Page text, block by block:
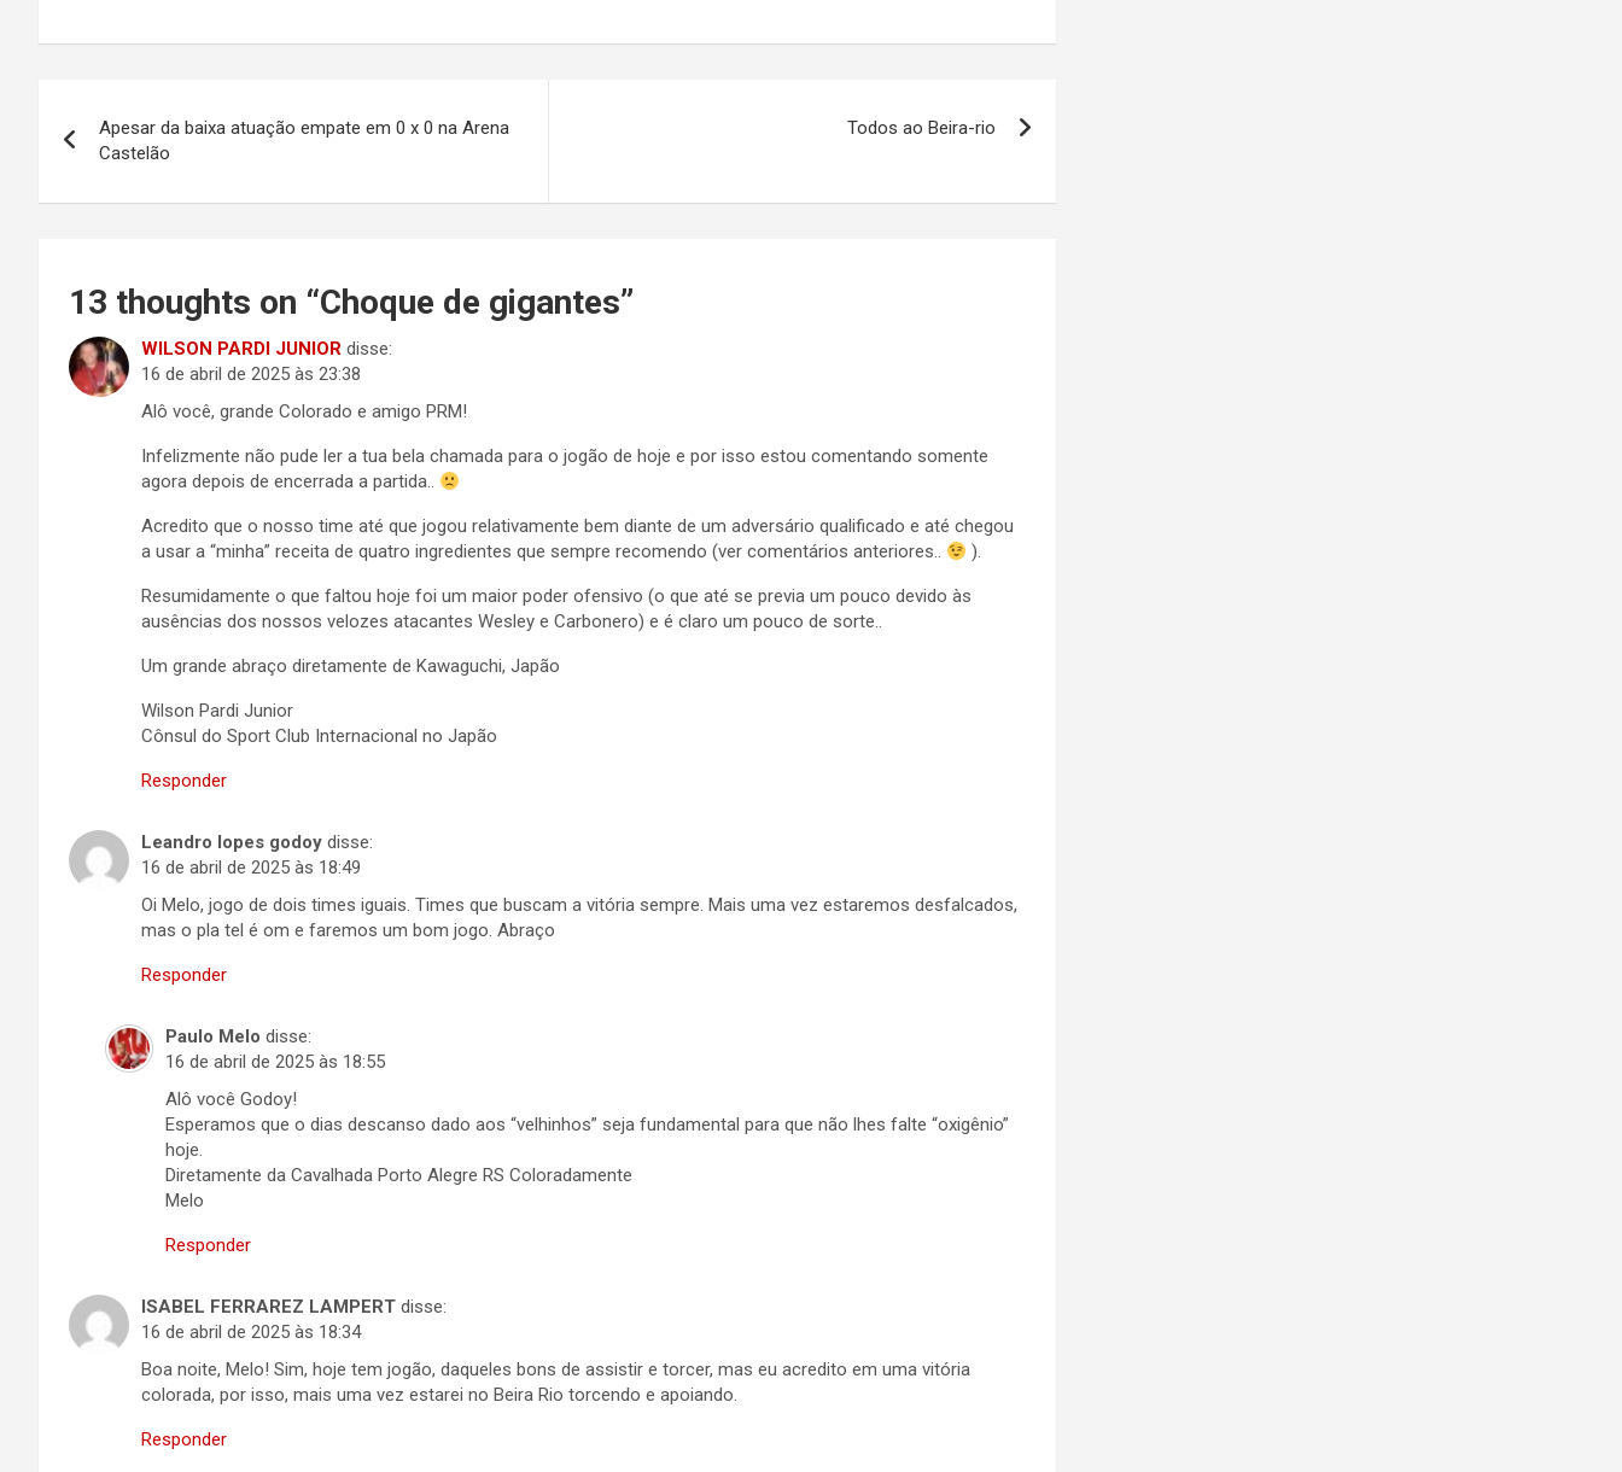
de
Post
Apesar da baixa atuação empate em 0 x 0 na Arena
Castelão
Todos ao Beira-rio
13 thoughts on “Choque de gigantes”
WILSON PARDI JUNIOR disse:
16 de abril de 2025 às 23:38
Alô você, grande Colorado e amigo PRM!
Infelizmente não pude ler a tua bela chamada para o jogão de hoje e por isso estou comentando somente
agora depois de encerrada a partida..
Acredito que o nosso time até que jogou relativamente bem diante de um adversário qualificado e até chegou
a usar a “minha” receita de quatro ingredientes que sempre recomendo (ver comentários anteriores..
).
Resumidamente o que faltou hoje foi um maior poder ofensivo (o que até se previa um pouco devido às
ausências dos nossos velozes atacantes Wesley e Carbonero) e é claro um pouco de sorte..
Um grande abraço diretamente de Kawaguchi, Japão
Wilson Pardi Junior
Cônsul do Sport Club Internacional no Japão
Responder
Leandro lopes godoy disse:
16 de abril de 2025 às 18:49
Oi Melo, jogo de dois times iguais. Times que buscam a vitória sempre. Mais uma vez estaremos desfalcados,
mas o pla tel é om e faremos um bom jogo. Abraço
Responder
Paulo Melo disse:
16 de abril de 2025 às 18:55
Alô você Godoy!
Esperamos que o dias descanso dado aos “velhinhos” seja fundamental para que não lhes falte “oxigênio”
hoje.
Diretamente da Cavalhada Porto Alegre RS Coloradamente
Melo
Responder
ISABEL FERRAREZ LAMPERT disse:
16 de abril de 2025 às 18:34
Boa noite, Melo! Sim, hoje tem jogão, daqueles bons de assistir e torcer, mas eu acredito em uma vitória
colorada, por isso, mais uma vez estarei no Beira Rio torcendo e apoiando.
Responder